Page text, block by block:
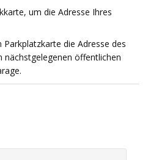
um die Adresse Ihres
die Adresse des
nächstgelegenen öffentlichen